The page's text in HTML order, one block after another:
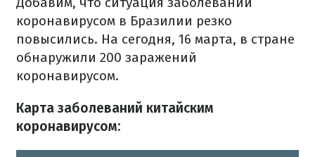
коронавирусом в Бразилии резко
повысились. На сегодня, 16 марта, в стране
обнаружили 200 заражений
коронавирусом.
Карта заболеваний китайским
коронавирусом: